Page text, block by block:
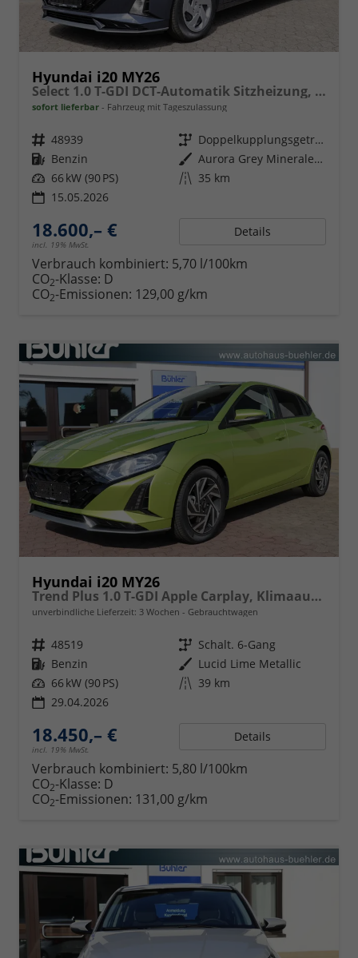
Hyundai i20 MY26
Select 1.0 T-GDI DCT-Automatik Sitzheizung, Navigation, Android Auto, Apple Carplay
sofort lieferbar Fahrzeug mit Tageszulassung
Fahrzeugnr. 48939 Getriebe
Doppelkupplungsgetriebe (DSG)
Kraftstoff Benzin Außenfarbe
Aurora Grey Mineraleffekt
Leistung 66 kW (90 PS) Kilometerstand 35 km
15.05.2026
18.600,– €
incl. 19% MwSt.
Details
Verbrauch kombiniert: 5,70 l/100km
CO2-Klasse: D
CO2-Emissionen: 129,00 g/km
Hyundai i20 MY26
Trend Plus 1.0 T-GDI Apple Carplay, Klimaaut., Sitzheizung
unverbindliche Lieferzeit: 3 Wochen Gebrauchtwagen
Fahrzeugnr. 48519 Getriebe Schalt. 6-Gang
Kraftstoff Benzin Außenfarbe Lucid Lime Metallic
Leistung 66 kW (90 PS) Kilometerstand 39 km
29.04.2026
18.450,– €
incl. 19% MwSt.
Details
Verbrauch kombiniert: 5,80 l/100km
CO2-Klasse: D
CO2-Emissionen: 131,00 g/km